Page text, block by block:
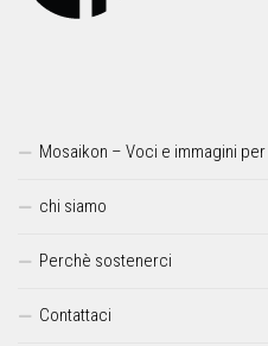
Mosaikon – Voci e immagini per
chi siamo
Perchè sostenerci
Contattaci